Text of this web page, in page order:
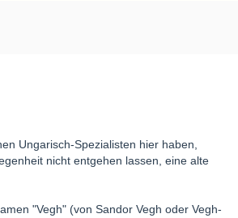
Ungarisch-Spezialisten hier haben,
nicht entgehen lassen, eine alte
"Vegh" (von Sandor Vegh oder Vegh-